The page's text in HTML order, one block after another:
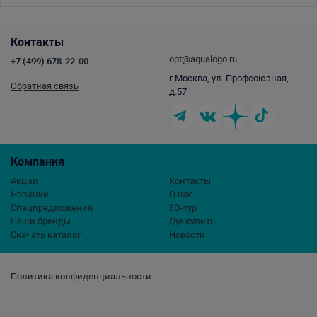
Политика конфиденциальности
Компания
Акции
Новинки
Спецпредложения
Наши бренды
Скачать каталог
Контакты
О нас
3D-тур
Где купить
Новости
Контакты
+7 (499) 678-22-00
Обратная связь
opt@aqualogo.ru
г.Москва, ул. Профсоюзная,
д.57